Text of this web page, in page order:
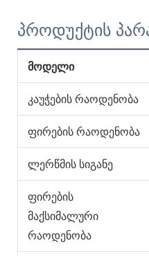
პროდუქტის
მოდელი
კაუჭების რაოდენობა
ფირების რაოდენობა
ლერწმის სიგანე
ფირების
მაქსიმალური
რაოდენობა